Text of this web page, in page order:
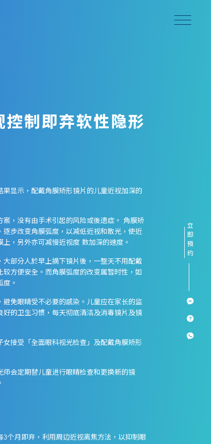
制即弃软性隐形
显示，配戴角膜矫形镜片的儿童近视加深的
，没有由手术引起的风险或後遗症。 角膜矫
步改变角膜弧度，以减低近视和散光，使近
，另外亦可减慢近视度 数加深的速度。
部分人於早上摘下镜片後，一整天不用配戴
方便安全。而角膜弧度的改变属暂时性，如
。
免眼睛受不必要的感染。儿童应在家长的监
的卫生习惯，每天彻底清洁及消毒镜片及镜
接受「全面眼科视光检查」及配戴角膜矫形
会定期替儿童进行眼睛检查和更换新的镜
个月即弃，利用周边近视离焦方法，以抑制眼